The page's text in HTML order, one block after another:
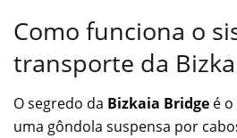
Como funciona o
transporte da
O segredo da Bizkaia Bridge é
uma gôndola suspensa por